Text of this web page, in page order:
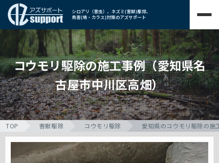
シロアリ（害虫）、ネズミ(害獣)駆除、
鳥害(鳩・カラス)対策のアズサポート
コウモリ駆除の施工事例（愛知県名
古屋市中川区高畑）
TOP 害獣駆除 コウモリ駆除 愛知県のコウモリ駆除の施